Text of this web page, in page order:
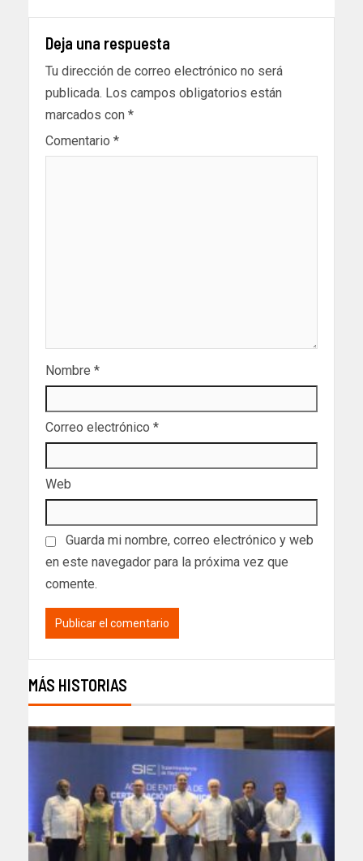
Deja una respuesta
Tu dirección de correo electrónico no será
publicada. Los campos obligatorios están
marcados con *
Comentario *
Nombre *
Correo electrónico *
Web
Guarda mi nombre, correo electrónico y web
en este navegador para la próxima vez que
comente.
MÁS HISTORIAS